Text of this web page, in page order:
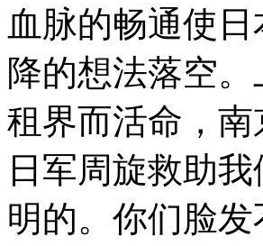
血脉的畅通使
降的想法落空
租界而活命，
日军周旋救助
明的。你们脸